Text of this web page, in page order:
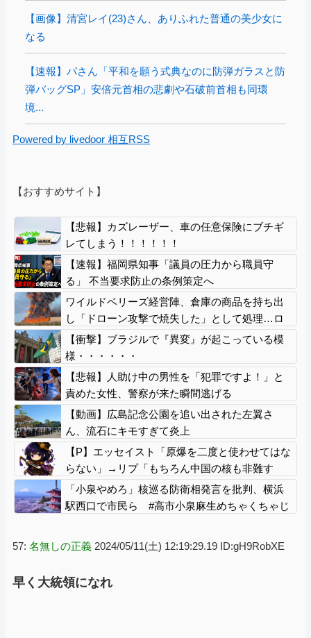
【画像】清宮レイ(23)さん、ありふれた普通の美少女に
なる
【速報】パさん「平和を願う式典なのに防弾ガラスと防
弾バッグSP」安倍元首相の悲劇や石破前首相も同環
境...
Powered by livedoor 相互RSS
【おすすめサイト】
【悲報】カズレーザー、車の任意保険にブチギ
レてしまう！！！！！！
【速報】福岡県知事「議員の圧力から職員守
る」 不当要求防止の条例策定へ
ワイルドベリーズ経営陣、倉庫の商品を持ち出
し「ドローン攻撃で焼失した」として処理…ロ
シア当局が捜査！
【衝撃】ブラジルで『異変』が起こっている模
様・・・・・・
【悲報】人助け中の男性を「犯罪ですよ！」と
責めた女性、警察が来た瞬間逃げる
【動画】広島記念公園を追い出された左翼さ
ん、流石にキモすぎて炎上
【P】エッセイスト「原爆を二度と使わせてはな
らない」→リプ「もちろん中国の核も非難す
る？」→即ブロック
「小泉やめろ」核巡る防衛相発言を批判、横浜
駅西口で市民ら #高市小泉麻生めちゃくちゃじ
57: 名無しの正義 2024/05/11(土) 12:19:29.19 ID:gH9RobXE
早く大統領になれ